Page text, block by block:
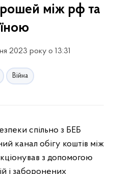
між рф та
2023 року о 13:31
Війна
канал обігу коштів між
з допомогою
і заборонених